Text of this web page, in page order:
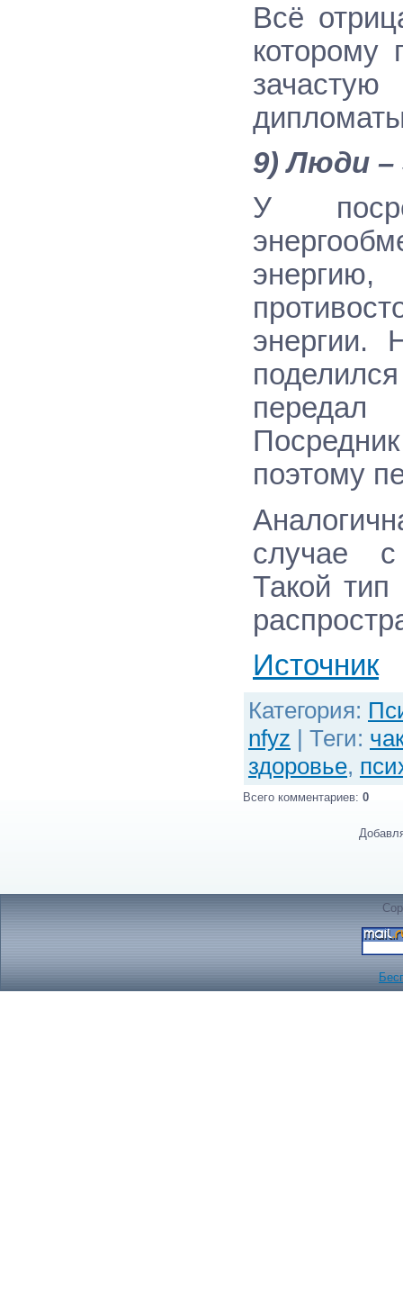
Всё
которому
9) Люди –
У
энергии.
передал
поэтому
случае
Такой
Источник
Категория:
nfyz | Теги:
здоровье,
Всего комментариев: 0